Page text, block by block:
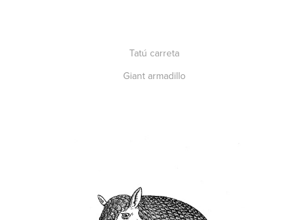
Tatú carreta
Giant armadillo